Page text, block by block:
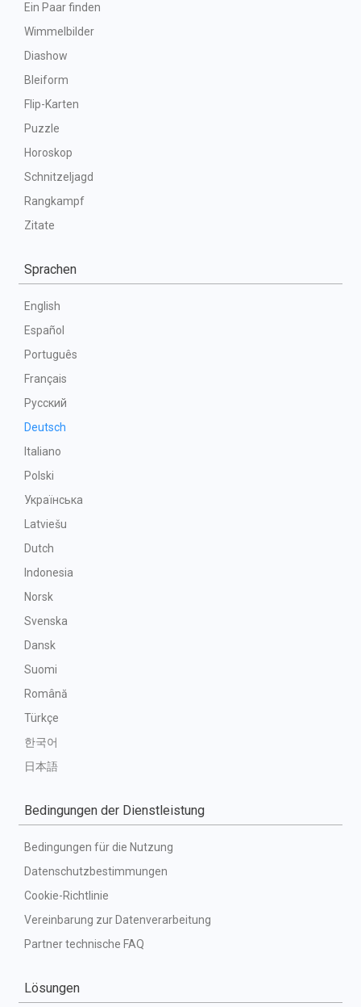
Ein Paar finden
Wimmelbilder
Diashow
Bleiform
Flip-Karten
Puzzle
Horoskop
Schnitzeljagd
Rangkampf
Zitate
Sprachen
English
Español
Português
Français
Русский
Deutsch
Italiano
Polski
Українська
Latviešu
Dutch
Indonesia
Norsk
Svenska
Dansk
Suomi
Română
Türkçe
한국어
日本語
Bedingungen der Dienstleistung
Bedingungen für die Nutzung
Datenschutzbestimmungen
Cookie-Richtlinie
Vereinbarung zur Datenverarbeitung
Partner technische FAQ
Lösungen